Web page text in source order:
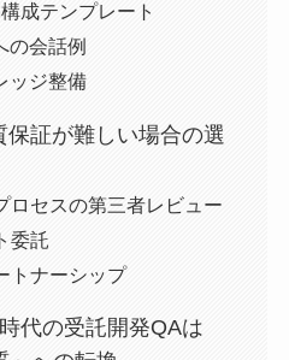
成テンプレート
の会話例
ッジ整備
保証が難しい場合の選
ロセスの第三者レビュー
委託
トナーシップ
代の受託開発QAは